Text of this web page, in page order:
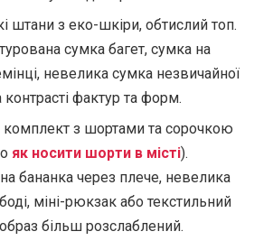
штани з еко-шкіри, обтислий топ.
сумка багет, сумка на
невелика сумка незвичайної
фактур та форм.
комплект з шортами та сорочкою
як носити шорти в місті).
бананка через плече, невелика
міні-рюкзак або текстильний
більш розслаблений.